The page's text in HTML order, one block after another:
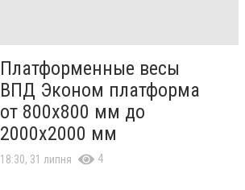
Платформенные весы
ВПД Эконом платформа
от 800х800 мм до
2000х2000 мм
18:30, 31 липня 4